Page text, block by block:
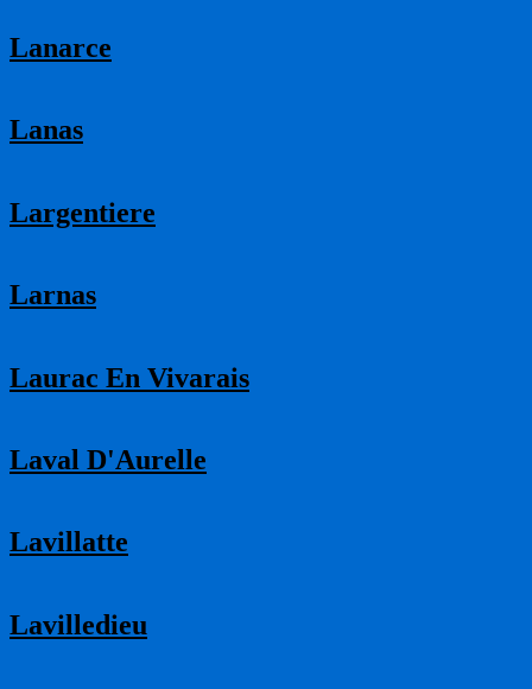
Lanarce
Lanas
Largentiere
Larnas
Laurac En Vivarais
Laval D'Aurelle
Lavillatte
Lavilledieu